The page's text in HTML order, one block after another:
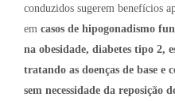
conduzidos sugerem benefícios
em casos de hipogonadismo
na obesidade, diabetes tipo 2,
tratando as doenças de base e
sem necessidade da reposição